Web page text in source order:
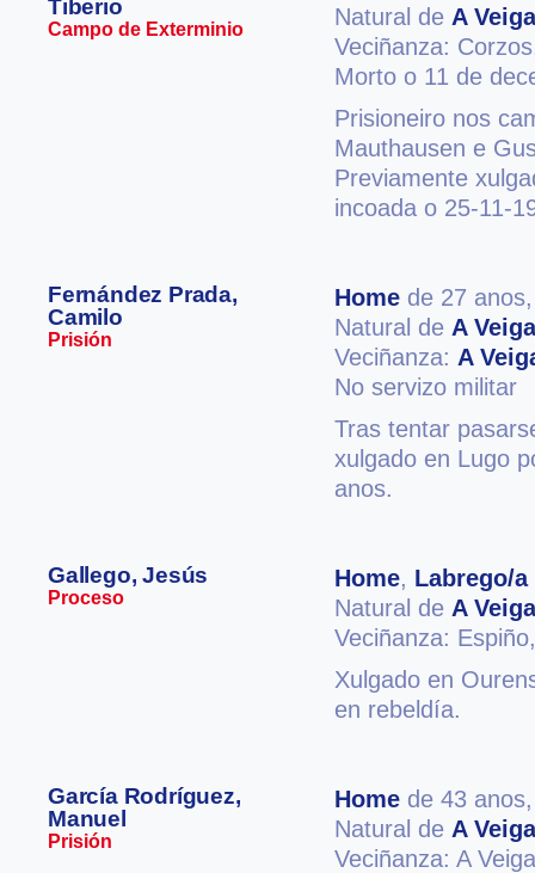
Tiberio
Campo de Exterminio Natural de A Veiga
Veciñanza:
Morto o 11 de
Prisioneiro nos
Mauthausen e
Previamente
incoada o 25-11-
Fernández Prada,
Camilo
Prisión
Home de 27
Natural de A Veiga
Veciñanza: A
No servizo militar
Tras tentar
xulgado en Lugo
anos.
Gallego, Jesús
Proceso
Home, Labrego/a
Natural de A Veiga
Veciñanza:
Xulgado en
en rebeldía.
García Rodríguez,
Manuel
Prisión
Home de 43
Natural de A Veiga
Veciñanza: A